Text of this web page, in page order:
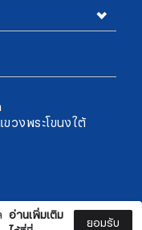
อ่านเพิ่มเติม
ยอมรับ
วงพระโขนงใต้